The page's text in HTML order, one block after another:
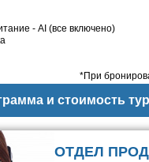
- АІ (все включено)
*При
и стоимость
ОТДЕЛ